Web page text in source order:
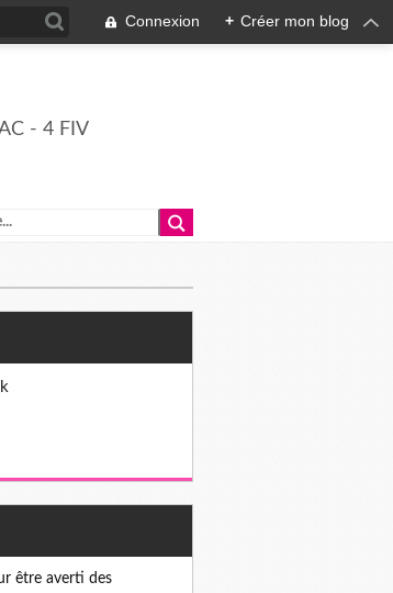
Connexion + Créer mon blog
- 4 FIV
être averti des